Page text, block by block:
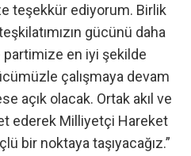
teşekkür ediyorum. Birlik
gücünü daha
partimize en iyi şekilde
çalışmaya devam
açık olacak. Ortak akıl ve
ederek Milliyetçi Hareket
bir noktaya taşıyacağız.”